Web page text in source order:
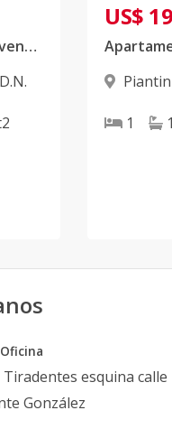
Moderno apartamento en venta Piantini
US$
1 1
Tiradentes esquina calle
González